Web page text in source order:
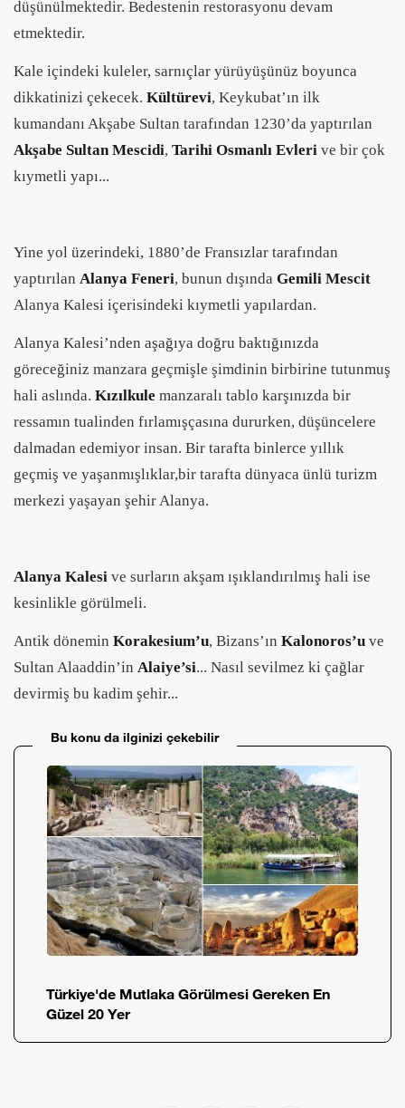
düşünülmektedir. Bedestenin restorasyonu devam
etmektedir.
Kale içindeki kuleler, sarnıçlar yürüyüşünüz boyunca
dikkatinizi çekecek. Kültürevi, Keykubat’ın ilk
kumandanı Akşabe Sultan tarafından 1230’da yaptırılan
Akşabe Sultan Mescidi, Tarihi Osmanlı Evleri ve bir çok
kıymetli yapı...
Yine yol üzerindeki, 1880’de Fransızlar tarafından
yaptırılan Alanya Feneri, bunun dışında Gemili Mescit
Alanya Kalesi içerisindeki kıymetli yapılardan.
Alanya Kalesi’nden aşağıya doğru baktığınızda
göreceğiniz manzara geçmişle şimdinin birbirine tutunmuş
hali aslında. Kızılkule manzaralı tablo karşınızda bir
ressamın tualinden fırlamışçasına dururken, düşüncelere
dalmadan edemiyor insan. Bir tarafta binlerce yıllık
geçmiş ve yaşanmışlıklar,bir tarafta dünyaca ünlü turizm
merkezi yaşayan şehir Alanya.
Alanya Kalesi ve surların akşam ışıklandırılmış hali ise
kesinlikle görülmeli.
Antik dönemin Korakesium’u, Bizans’ın Kalonoros’u ve
Sultan Alaaddin’in Alaiye’si... Nasıl sevilmez ki çağlar
devirmiş bu kadim şehir...
Bu konu da ilginizi çekebilir
Türkiye'de Mutlaka Görülmesi Gereken En
Güzel 20 Yer